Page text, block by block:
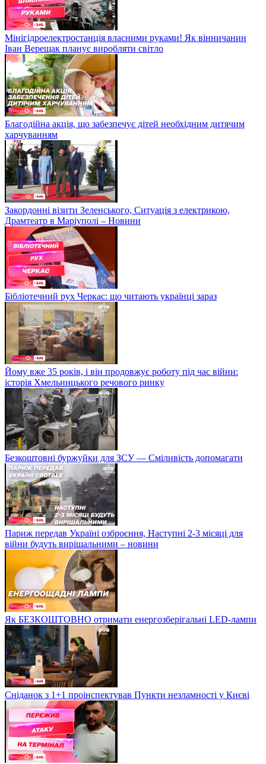
Мінігідроелектростанція власними руками! Як вінничанин
Іван Верещак планує виробляти світло
Благодійна акція, що забезпечує дітей необхідним дитячим
харчуванням
Закордонні візити Зеленського, Ситуація з електрикою,
Драмтеатр в Маріуполі – Новини
Бібліотечний рух Черкас: що читають українці зараз
Йому вже 35 років, і він продовжує роботу під час війни:
історія Хмельницького речового ринку
Безкоштовні буржуйки для ЗСУ — Сміливість допомагати
Париж передав Україні озброєння, Наступні 2-3 місяці для
війни будуть вирішальними – новини
Як БЕЗКОШТОВНО отримати енергозберігальні LED-лампи
Сніданок з 1+1 проінспектував Пункти незламності у Києві